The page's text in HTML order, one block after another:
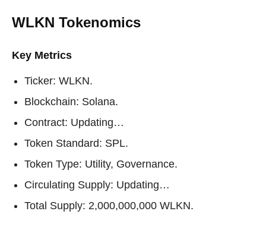
WLKN Tokenomics
Key Metrics
Ticker: WLKN.
Blockchain: Solana.
Contract: Updating…
Token Standard: SPL.
Token Type: Utility, Governance.
Circulating Supply: Updating…
Total Supply: 2,000,000,000 WLKN.